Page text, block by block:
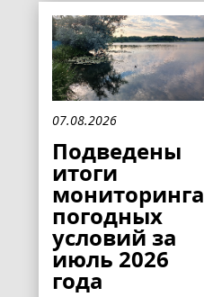
07.08.2026
Подведены
итоги
мониторинга
погодных
условий за
июль 2026
года